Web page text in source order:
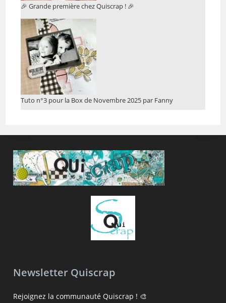
🎉 Grande première chez Quiscrap ! 🎉
Tuto n°3 pour la Box de Novembre 2025 par Fanny
Newsletter Quiscrap
Rejoignez la communauté Quiscrap ! 🎨